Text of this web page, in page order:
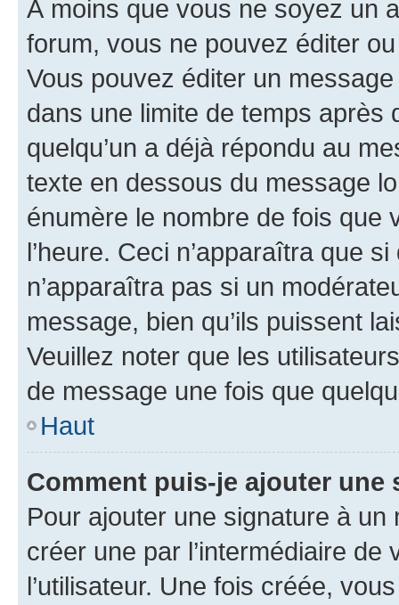
À moins que vous ne soyez un
forum, vous ne pouvez éditer
Vous pouvez éditer un
dans une limite de temps après
quelqu’un a déjà répondu au
texte en dessous du message
énumère le nombre de fois que
l’heure. Ceci n’apparaîtra que
n’apparaîtra pas si un
message, bien qu’ils puissent
Veuillez noter que les
de message une fois que
Haut
Comment puis-je ajouter une
Pour ajouter une signature à un
créer une par l’intermédiaire
l’utilisateur. Une fois créée,